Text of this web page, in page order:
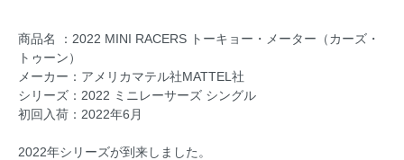
商品名 ：2022 MINI RACERS トーキョー・メーター（カーズ・
トゥーン）
メーカー：アメリカマテル社MATTEL社
シリーズ：2022 ミニレーサーズ シングル
初回入荷：2022年6月
2022年シリーズが到来しました。